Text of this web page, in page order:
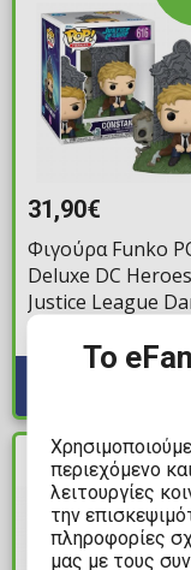
31,90€
Φιγούρα Funko
Deluxe DC
Justice League
Constantine #616
Το
περιεχόμενο
λειτουργίες
την
πληροφορίες
μας με τους